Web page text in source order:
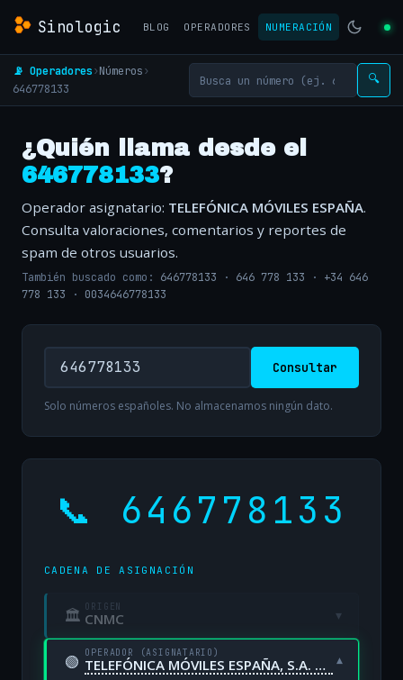
Sinologic BLOG OPERADORES NUMERACIÓN
📡 Operadores›Números›
646778133
🔍
¿Quién llama desde el
646778133?
Operador asignatario: TELEFÓNICA MÓVILES ESPAÑA.
Consulta valoraciones, comentarios y reportes de
spam de otros usuarios.
También buscado como: 646778133 · 646 778 133 · +34 646
778 133 · 0034646778133
Consultar
Solo números españoles. No almacenamos ningún dato.
📞 646778133
CADENA DE ASIGNACIÓN
🏛 ORIGEN
CNMC ▾
🟢 OPERADOR (ASIGNATARIO)
TELEFÓNICA MÓVILES ESPAÑA, S.A. UNIPERSONAL ▾